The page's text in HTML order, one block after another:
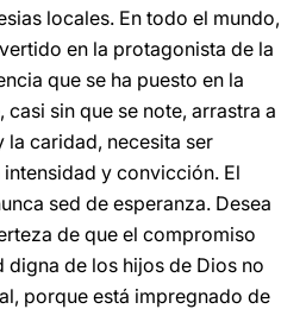
locales. En todo el mundo,
en la protagonista de la
que se ha puesto en la
casi sin que se note, arrastra a
la caridad, necesita ser
y convicción. El
sed de esperanza. Desea
de que el compromiso
de los hijos de Dios no
porque está impregnado de